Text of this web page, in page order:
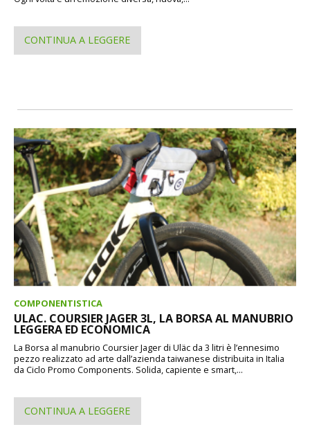
CONTINUA A LEGGERE
COMPONENTISTICA
ULAC. COURSIER JAGER 3L, LA BORSA AL MANUBRIO
LEGGERA ED ECONOMICA
La Borsa al manubrio Coursier Jager di Uläc da 3 litri è l’ennesimo
pezzo realizzato ad arte dall’azienda taiwanese distribuita in Italia
da Ciclo Promo Components. Solida, capiente e smart,...
CONTINUA A LEGGERE